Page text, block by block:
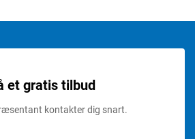
et gratis tilbud
kontakter dig snart.